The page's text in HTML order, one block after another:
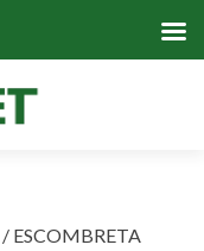
/ ESCOMBRETA